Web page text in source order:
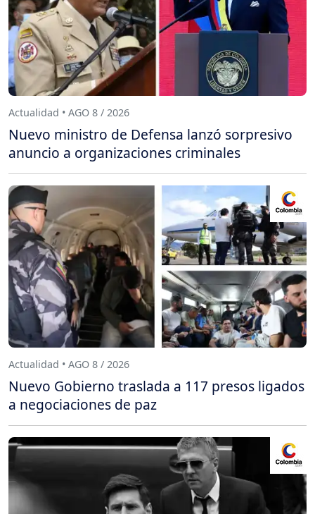
Actualidad • AGO 8 / 2026
Nuevo ministro de Defensa lanzó sorpresivo
anuncio a organizaciones criminales
Actualidad • AGO 8 / 2026
Nuevo Gobierno traslada a 117 presos ligados
a negociaciones de paz